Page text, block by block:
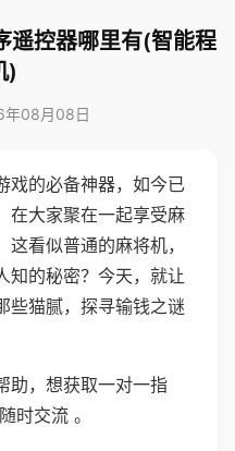
遥控器哪里有(智能程
)
年08月08日
戏的必备神器，如今已
在大家聚在一起享受麻
看似普通的麻将机，
知的秘密？今天，就让
些猫腻，探寻输钱之谜
助，想获取一对一指
时交流 。